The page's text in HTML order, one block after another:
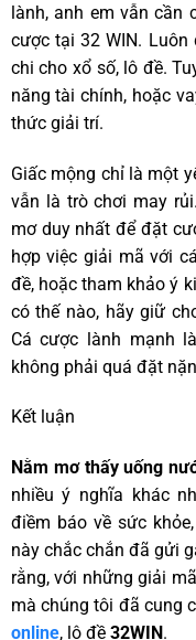
lành, anh em vẫn cần
cược tại32 WIN. Luôn
chi cho xổ số, lô đề.
năng tài chính, hoặc
thức giải trí.
Giấc mộng chỉ là một
vẫn là trò chơi may
mơ duy nhất để đặt
hợp việc giải mã với
đề, hoặc tham khảo ý
có thế nào, hãy giữ
Cá cược lành mạnh
không phải quá đặt
Kết luận
Nằm mơ thấy uống
nhiều ý nghĩa khác
điềm báo về sức
này chắc chắn đã gửi
rằng, với những giải
mà chúng tôi đã cung
online, lô đề 32WIN.